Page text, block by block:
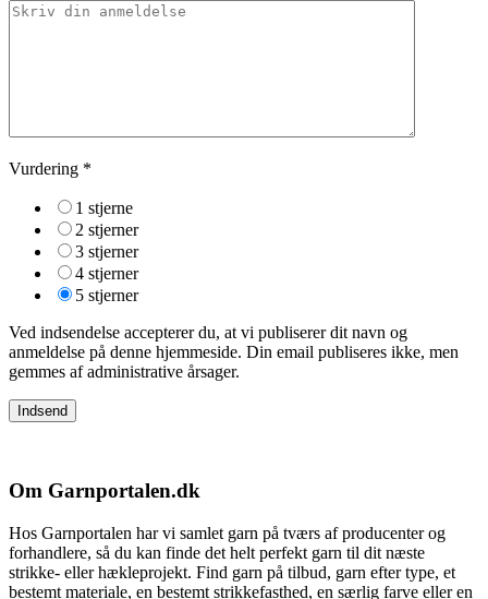
Vurdering *
1 stjerne
2 stjerner
3 stjerner
4 stjerner
5 stjerner
Ved indsendelse accepterer du, at vi publiserer dit navn og
anmeldelse på denne hjemmeside. Din email publiseres ikke, men
gemmes af administrative årsager.
Om Garnportalen.dk
Hos Garnportalen har vi samlet garn på tværs af producenter og
forhandlere, så du kan finde det helt perfekt garn til dit næste
strikke- eller hækleprojekt. Find garn på tilbud, garn efter type, et
bestemt materiale, en bestemt strikkefasthed, en særlig farve eller en